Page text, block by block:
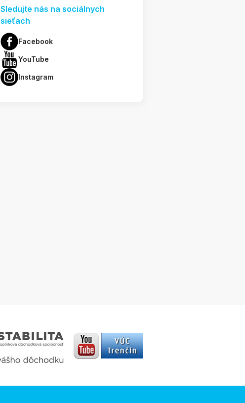
Sledujte nás na sociálnych
sieťach
Facebook
YouTube
Instagram